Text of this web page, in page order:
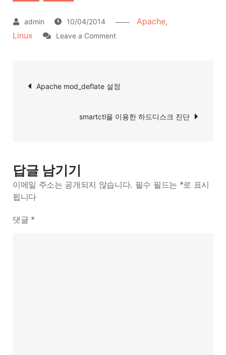
10/04/2014 Apache,
Linux Leave a Commenton
치
탐
Apache mod_deflate 설정
smartctl을 이용한 하드디스크 진단
답글 남기기
이메일 주소는 공개되지 않습니다. 필수 필드는 *로 표시
됩니다
댓글 *